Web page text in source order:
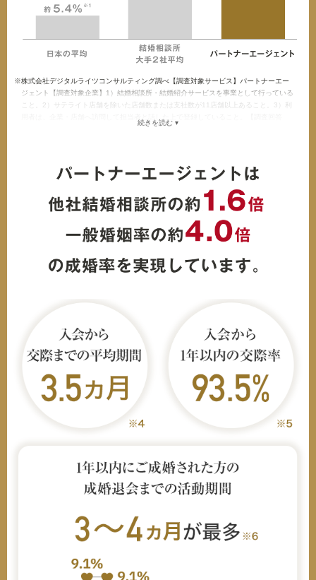
※株式会社デジタルライツコンサルティング調べ【調査対象サービス】パートナーエー
ジェント【調査対象企業】1）結婚相談所・結婚紹介サービスを事業として行っている
こと。2）サテライト店舗を除いた店舗数または支社数が11店舗以上あること。3）利
者】全国 男性22歳～69歳／女性20～69歳 現在・過去に結婚相談所・結婚紹介サー
ける「成婚」とは婚約（結婚の意思を双方が確認し合えば成立）されたことを意味し
ます。※「成婚率」は、成婚数÷利用者数 で算出。
続きを読む ▾